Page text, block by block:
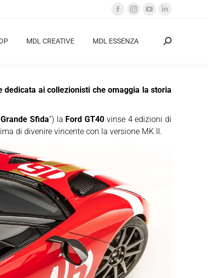
Facebook
opens
Instagram
opens
YouTube
opens
Linkedin
opens
MDL CREATIVE MDL ESSENZA Cerca:
dedicata ai collezionisti che omaggia la storia
Sfida”) la Ford GT40 vinse 4 edizioni di
di divenire vincente con la versione MK II.